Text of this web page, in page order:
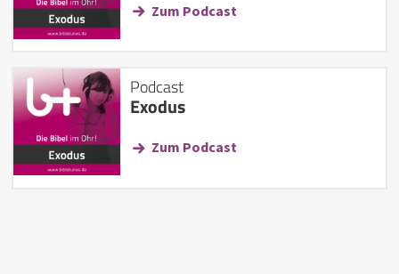
Zum Podcast
Podcast
Exodus
Zum Podcast